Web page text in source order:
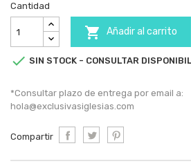
Cantidad
 Añadir al carrito
 SIN STOCK - CONSULTAR
*Consultar plazo de entrega por email a:
hola@exclusivasiglesias.com
Compartir